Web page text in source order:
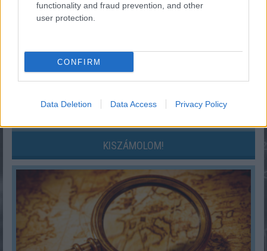
functionality and fraud prevention, and other
user protection.
CONFIRM
Data Deletion Data Access Privacy Policy
KISZÁMOLOM!